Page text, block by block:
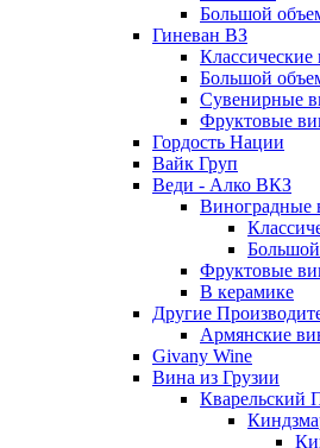
Большой
Гиневан ВЗ
Классические
Большой
Сувенирные
Фруктовые
Гордость Нации
Вайк Груп
Веди - Алко ВКЗ
Виноградные
Фруктовые
В керамике
Другие
Армянские
Givany Wine
Вина из Грузии
Кварельский